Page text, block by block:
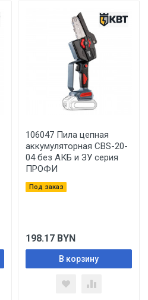
106047 Пила цепная
аккумуляторная CBS-20-
04 без АКБ и ЗУ серия
ПРОФИ
Под заказ
198.17 BYN
В корзину